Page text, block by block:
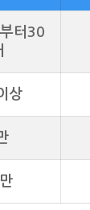
터30
상